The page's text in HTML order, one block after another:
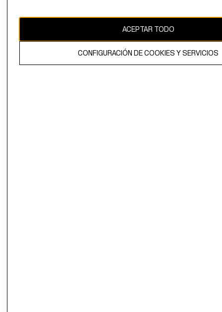
CAMBIAR REGIÓN
ACEPTAR TODO
CONFIGURACIÓN DE COOKIES Y SERVICIOS